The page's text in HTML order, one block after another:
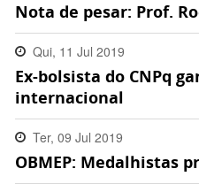
13:21:00 -0300
Nota de pesar: Prof.
Qui, 11 Jul 2019
16:45:00 -0300
Ex-bolsista do CNPq
internacional
Ter, 09 Jul 2019
11:57:00 -0300
OBMEP: Medalhistas